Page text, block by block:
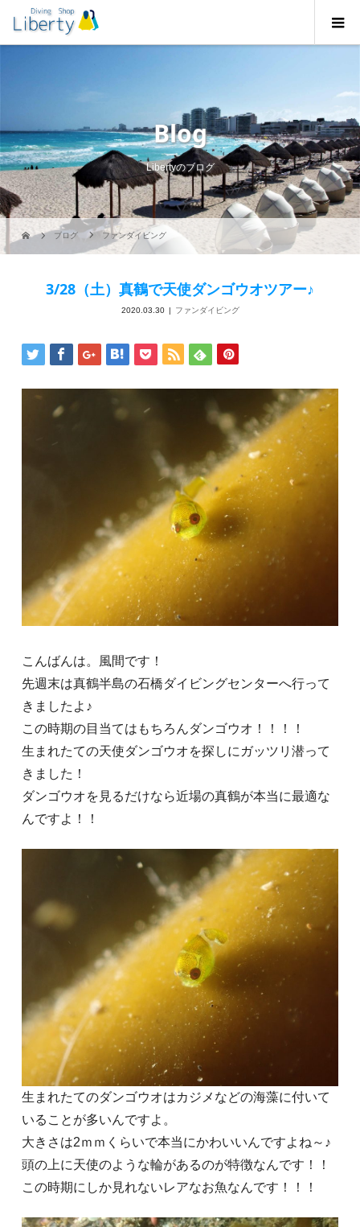
Blog
Libertyのブログ
ブログ ファンダイビング
3/28（土）真鶴で天使ダンゴウオツアー♪
2020.03.30 ファンダイビング
こんばんは。風間です！
先週末は真鶴半島の石橋ダイビングセンターへ行って
きましたよ♪
この時期の目当てはもちろんダンゴウオ！！！！
生まれたての天使ダンゴウオを探しにガッツリ潜って
きました！
ダンゴウオを見るだけなら近場の真鶴が本当に最適な
んですよ！！
生まれたてのダンゴウオはカジメなどの海藻に付いて
いることが多いんですよ。
大きさは2ｍｍくらいで本当にかわいいんですよね～♪
頭の上に天使のような輪があるのが特徴なんです！！
この時期にしか見れないレアなお魚なんです！！！